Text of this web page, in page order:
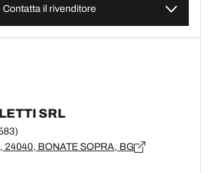
Contatta il rivenditore
SRL
24040, BONATE SOPRA, BG